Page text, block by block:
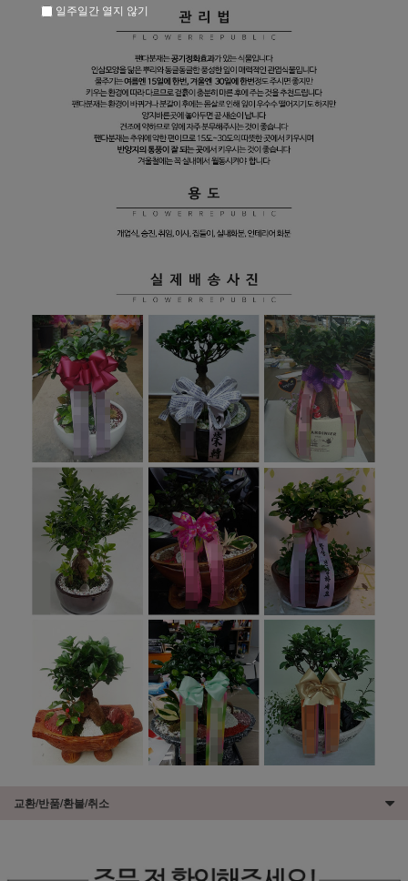
교환/반품/환불/취소
일주일간 열지 않기